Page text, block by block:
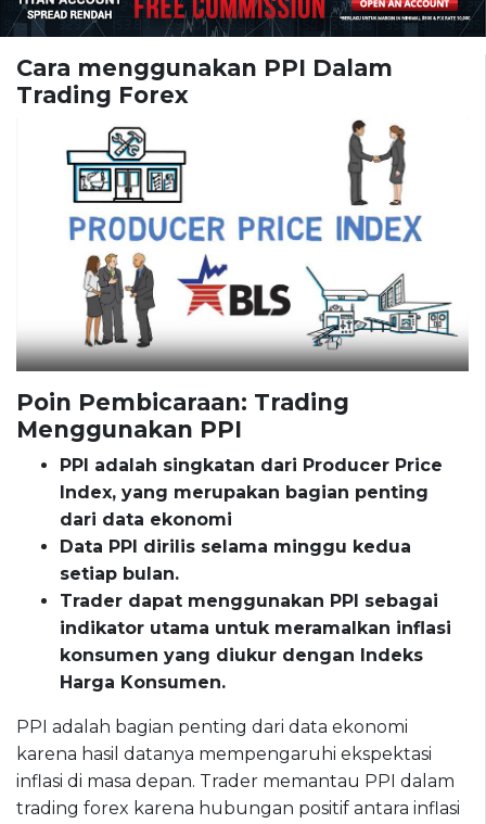
Cara menggunakan PPI Dalam
Trading Forex
Poin Pembicaraan: Trading
Menggunakan PPI
PPI adalah singkatan dari Producer Price
Index, yang merupakan bagian penting
dari data ekonomi
Data PPI dirilis selama minggu kedua
setiap bulan.
Trader dapat menggunakan PPI sebagai
indikator utama untuk meramalkan inflasi
konsumen yang diukur dengan Indeks
Harga Konsumen.
PPI adalah bagian penting dari data ekonomi
karena hasil datanya mempengaruhi ekspektasi
inflasi di masa depan. Trader memantau PPI dalam
trading forex karena hubungan positif antara inflasi